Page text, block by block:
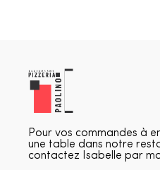
Pour vos commandes à
une table dans notre
contactez Isabelle par